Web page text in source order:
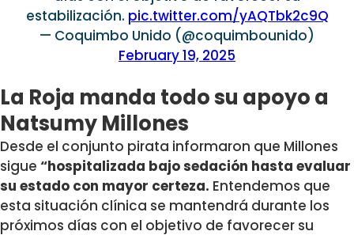
estabilización. pic.twitter.com/yAQTbk2c9Q
— Coquimbo Unido (@coquimbounido)
February 19, 2025
La Roja manda todo su apoyo a
Natsumy Millones
Desde el conjunto pirata informaron que Millones
sigue “hospitalizada bajo sedación hasta evaluar
su estado con mayor certeza. Entendemos que
esta situación clínica se mantendrá durante los
próximos días con el objetivo de favorecer su